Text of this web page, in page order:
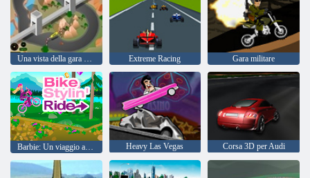
Extreme Racing Gara militare
Barbie: Un viaggio alla moda moto Heavy Las Vegas Corsa 3D per Audi